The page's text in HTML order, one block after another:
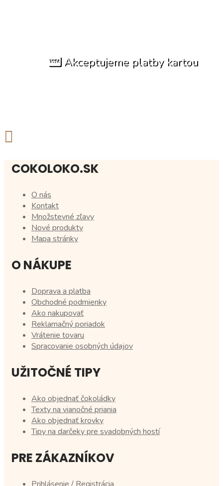
Akceptujeme platby kartou
COKOLOKO.SK
O nás
Kontakt
Množstevné zľavy
Nové produkty
Mapa stránky
O NÁKUPE
Doprava a platba
Obchodné podmienky
Ako nakupovať
Reklamačný poriadok
Vrátenie tovaru
Spracovanie osobných údajov
UŽITOČNÉ TIPY
Ako objednať čokoládky
Texty na vianočné priania
Ako objednať krovky
Tipy na darčeky pre svadobných hostí
PRE ZÁKAZNÍKOV